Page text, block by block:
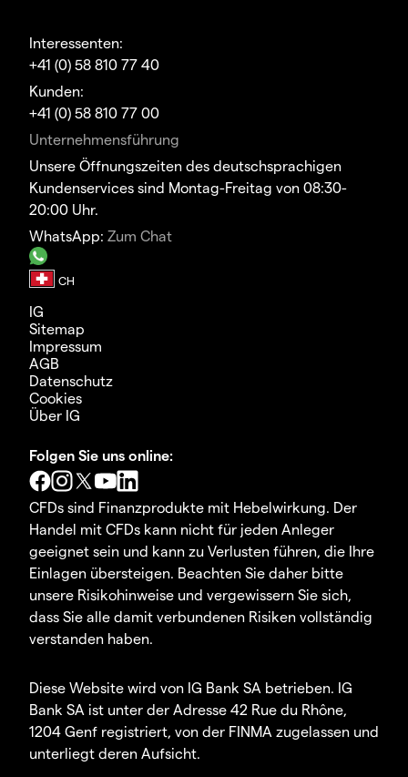
Interessenten:
+41 (0) 58 810 77 40
Kunden:
+41 (0) 58 810 77 00
Unternehmensführung
Unsere Öffnungszeiten des deutschsprachigen
Kundenservices sind Montag-Freitag von 08:30-
20:00 Uhr.
WhatsApp: Zum Chat
IG
Sitemap
Impressum
AGB
Datenschutz
Cookies
Über IG
Folgen Sie uns online:
CFDs sind Finanzprodukte mit Hebelwirkung. Der
Handel mit CFDs kann nicht für jeden Anleger
geeignet sein und kann zu Verlusten führen, die Ihre
Einlagen übersteigen. Beachten Sie daher bitte
unsere Risikohinweise und vergewissern Sie sich,
dass Sie alle damit verbundenen Risiken vollständig
verstanden haben.
Diese Website wird von IG Bank SA betrieben. IG
Bank SA ist unter der Adresse 42 Rue du Rhône,
1204 Genf registriert, von der FINMA zugelassen und
unterliegt deren Aufsicht.